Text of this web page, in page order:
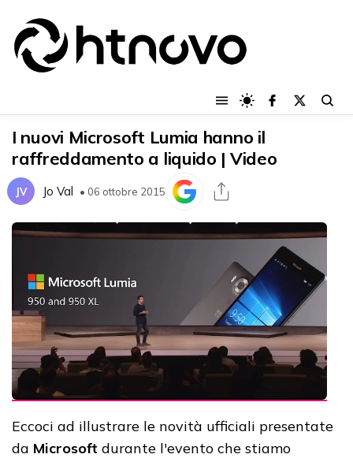
I nuovi Microsoft Lumia hanno il
raffreddamento a liquido | Video
JV Jo Val • 06 ottobre 2015
Eccoci ad illustrare le novità ufficiali presentate
da Microsoft durante l'evento che stiamo